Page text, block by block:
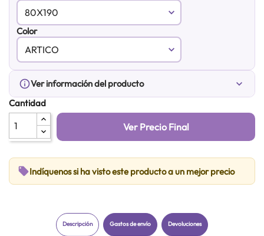
Color
info_outlineVer información del producto expand_more
Cantidad
Ver Precio Final
local_offerIndíquenos si ha visto este producto a un mejor precio
Descripción Gastos de envío Devoluciones